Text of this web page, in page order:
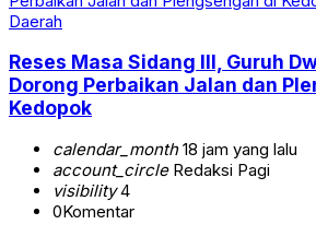
Daerah
Reses Masa Sidang III, Guruh
Dorong Perbaikan Jalan dan
Kedopok
calendar_month18 jam yang lalu
account_circleRedaksi Pagi
visibility4
0Komentar